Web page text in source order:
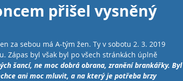
přišel vysněný
za sebou má A-tým žen. Ty v sobotu 2. 3. 2019
Zápas byl však byl po všech stránkách úplně
šancí, ne moc dobrá obrana, zranění brankářky. Byl
ani moc mluvit, a na který je potřeba brzy